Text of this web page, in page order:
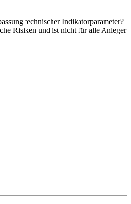
technischer Indikatorparameter?
Risiken und ist nicht für alle Anleger